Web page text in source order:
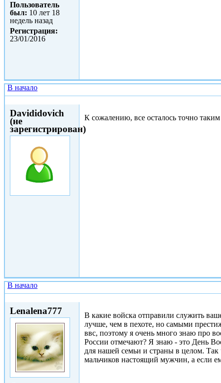
Пользователь
был: 10 лет 18
недель назад
Регистрация:
23/01/2016
В начало
Davididovich
(не
зарегистрирован)
К сожалению, все осталось точно
В начало
Lenalena777
В какие войска отправили служить
лучше, чем в пехоте, но самыми
ввс, поэтому я очень много знаю про
России отмечают? Я знаю - это День
для нашей семьи и страны в целом. Так
мальчиков настоящий мужчин, а если